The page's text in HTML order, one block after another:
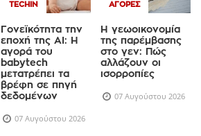
TECHIN
Γονεϊκότητα την
εποχή της AI: Η
αγορά του
babytech
μετατρέπει τα
βρέφη σε πηγή
δεδομένων
07 Αυγούστου 2026
ΑΓΟΡΈΣ
Η γεωοικονομία
της παρέμβασης
στο γεν: Πώς
αλλάζουν οι
ισορροπίες
07 Αυγούστου 2026